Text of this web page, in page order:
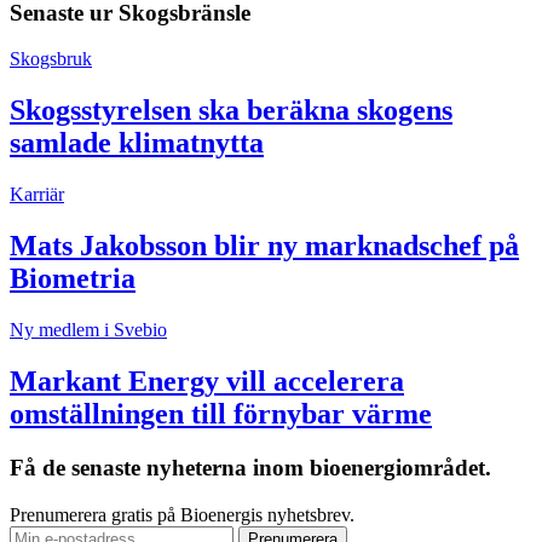
Senaste ur Skogsbränsle
Skogsbruk
Skogsstyrelsen ska beräkna skogens
samlade klimatnytta
Karriär
Mats Jakobsson blir ny marknadschef på
Biometria
Ny medlem i Svebio
Markant Energy vill accelerera
omställningen till förnybar värme
Få de senaste nyheterna inom bioenergiområdet.
Prenumerera gratis på Bioenergis nyhetsbrev.